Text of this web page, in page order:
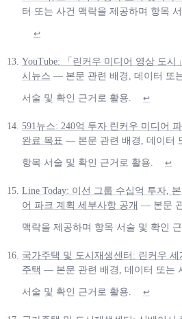
터 또는 사건 맥락을 제공하며 항목
↩
YouTube: 「린커우 미디어 영상 도
시뉴스 — 본문 관련 배경, 데이터 또
서술 및 확인 근거로 활용. ↩
591뉴스: 240억 투자 린커우 미디어
완료 목표 — 본문 관련 배경, 데이터
항목 서술 및 확인 근거로 활용. ↩
Line Today: 이선 그룹 수십억 투자,
어 파크 계획 세부사항 공개 — 본문
맥락을 제공하며 항목 서술 및 확인 근
국가주택 및 도시재생센터: 린커우
주택 — 본문 관련 배경, 데이터 또는
서술 및 확인 근거로 활용. ↩